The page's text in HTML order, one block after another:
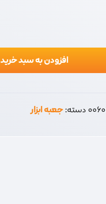
افزودن به سبد خرید
دسته:جعبه ابزار